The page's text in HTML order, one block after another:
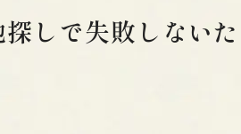
しで失敗しない